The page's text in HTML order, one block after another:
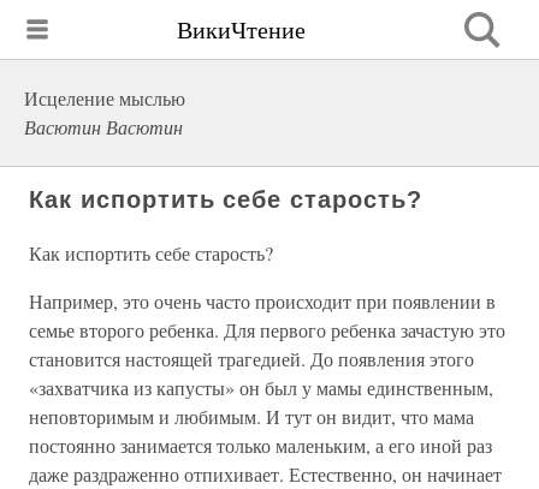
ВикиЧтение
Исцеление мыслью
Васютин Васютин
Как испортить себе старость?
Как испортить себе старость?
Например, это очень часто происходит при появлении в
семье второго ребенка. Для первого ребенка зачастую это
становится настоящей трагедией. До появления этого
«захватчика из капусты» он был у мамы единственным,
неповторимым и любимым. И тут он видит, что мама
постоянно занимается только маленьким, а его иной раз
даже раздраженно отпихивает. Естественно, он начинает